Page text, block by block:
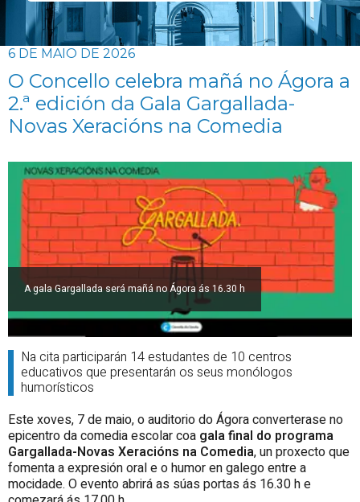
6 DE MAIO DE 2026
O Concello celebra mañá no Ágora a
2.ª edición da Gala Gargallada-
Novas Xeracións na Comedia
A gala Gargallada será mañá no Ágora ás 16.30 h
Na cita participarán 14 estudantes de 10 centros
educativos que presentarán os seus monólogos
humorísticos
Este xoves, 7 de maio, o auditorio do Ágora converterase no
epicentro da comedia escolar coa gala final do programa
Gargallada-Novas Xeracións na Comedia, un proxecto que
fomenta a expresión oral e o humor en galego entre a
mocidade. O evento abrirá as súas portas ás 16.30 h e